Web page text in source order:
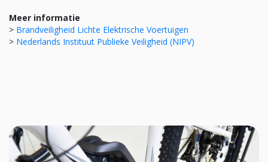
Meer informatie
> Brandveiligheid Lichte Elektrische Voertuigen
> Nederlands Instituut Publieke Veiligheid (NIPV)